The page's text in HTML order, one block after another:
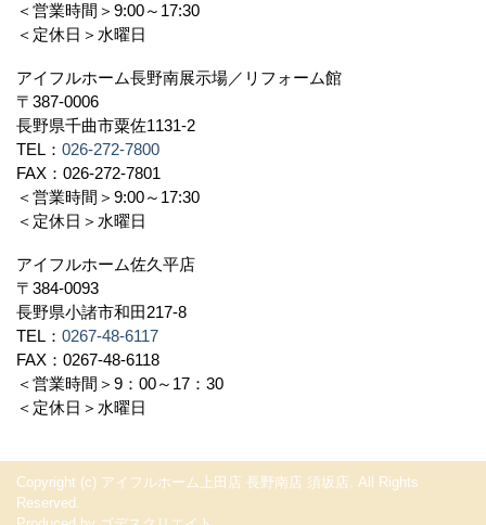
＜営業時間＞9:00～17:30
＜定休日＞水曜日
アイフルホーム長野南展示場／リフォーム館
〒387-0006
長野県千曲市粟佐1131-2
TEL： 026-272-7800
FAX：026-272-7801
＜営業時間＞9:00～17:30
＜定休日＞水曜日
アイフルホーム佐久平店
〒384-0093
長野県小諸市和田217-8
TEL： 0267-48-6117
FAX：0267-48-6118
＜営業時間＞9：00～17：30
＜定休日＞水曜日
Copyright (c) アイフルホーム上田店 長野南店 須坂店. All Rights
Reserved.